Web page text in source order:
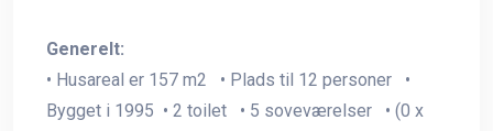
Generelt:
• Husareal er 157 m2 • Plads til 12 personer •
Bygget i 1995 • 2 toilet • 5 soveværelser • (0 x